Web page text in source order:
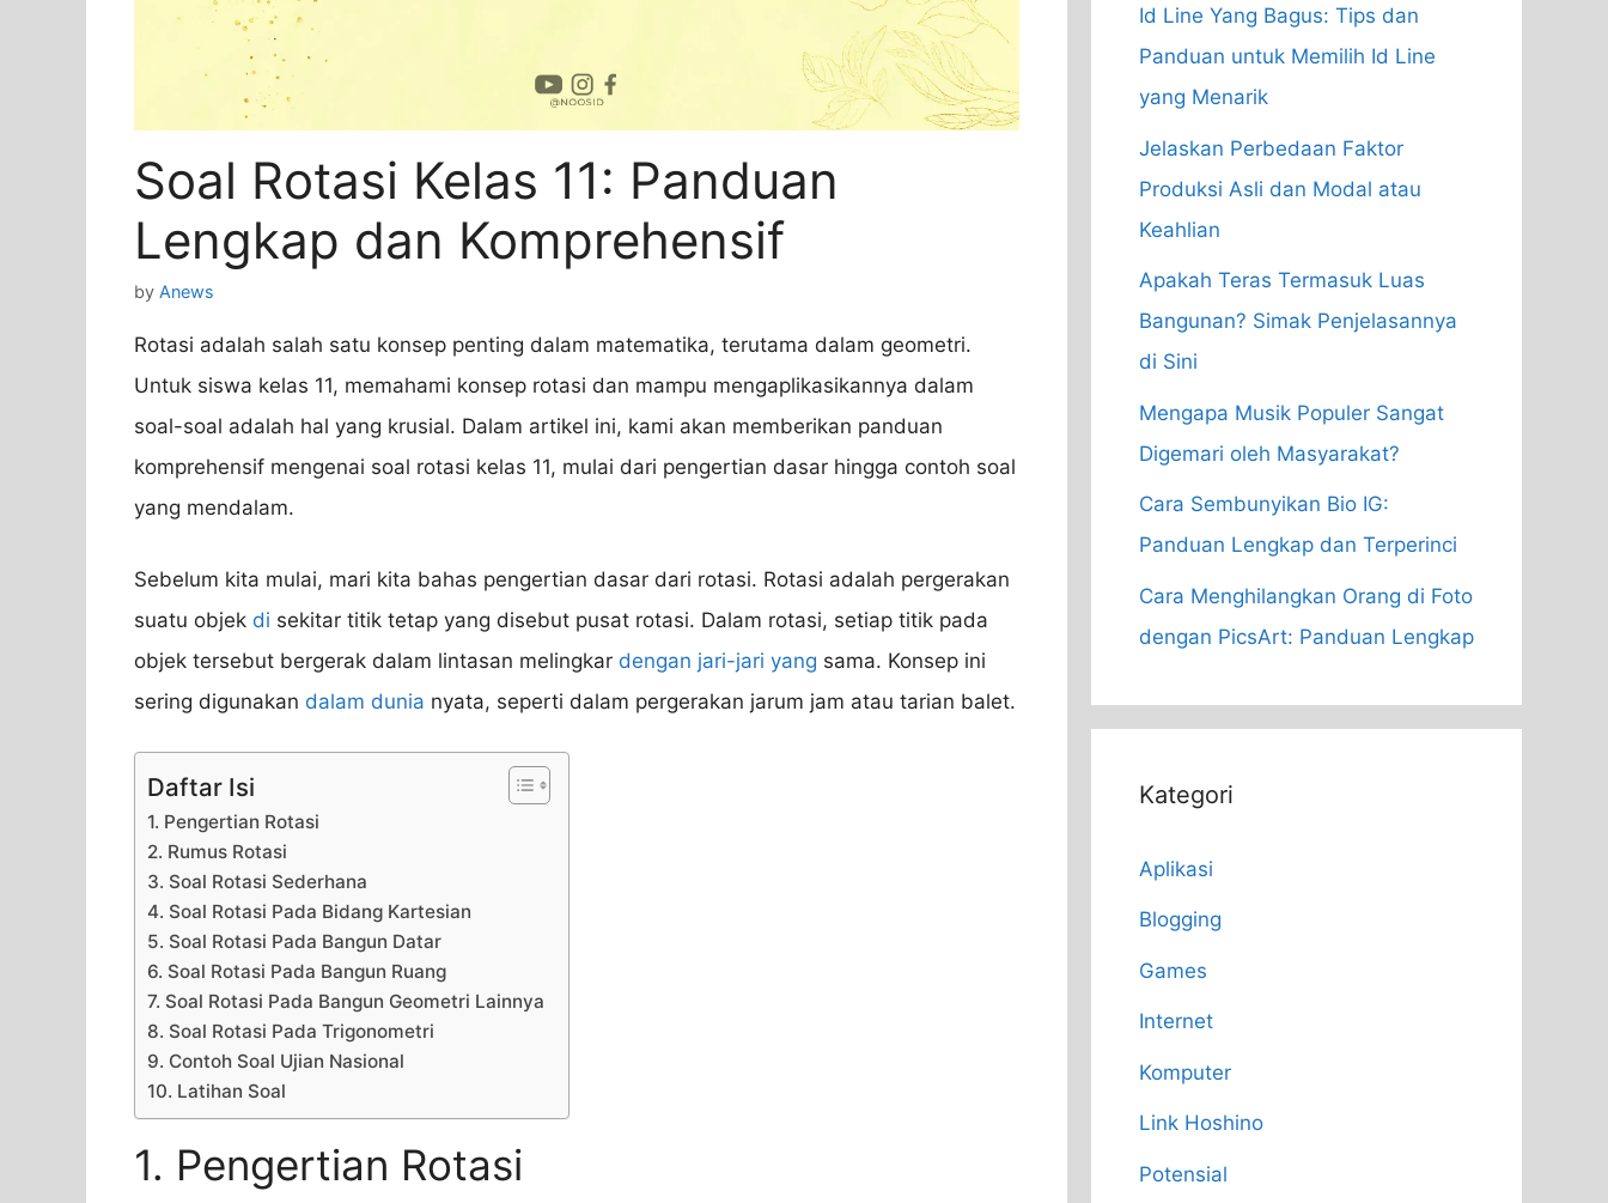
Soal Rotasi Kelas 11: Panduan
Lengkap dan Komprehensif
by Anews
Rotasi adalah salah satu konsep penting dalam matematika, terutama dalam geometri.
Untuk siswa kelas 11, memahami konsep rotasi dan mampu mengaplikasikannya dalam
soal-soal adalah hal yang krusial. Dalam artikel ini, kami akan memberikan panduan
komprehensif mengenai soal rotasi kelas 11, mulai dari pengertian dasar hingga contoh soal
yang mendalam.
Sebelum kita mulai, mari kita bahas pengertian dasar dari rotasi. Rotasi adalah pergerakan
suatu objek di sekitar titik tetap yang disebut pusat rotasi. Dalam rotasi, setiap titik pada
objek tersebut bergerak dalam lintasan melingkar dengan jari-jari yang sama. Konsep ini
sering digunakan dalam dunia nyata, seperti dalam pergerakan jarum jam atau tarian balet.
Daftar Isi
1. Pengertian Rotasi
2. Rumus Rotasi
3. Soal Rotasi Sederhana
4. Soal Rotasi Pada Bidang Kartesian
5. Soal Rotasi Pada Bangun Datar
6. Soal Rotasi Pada Bangun Ruang
7. Soal Rotasi Pada Bangun Geometri Lainnya
8. Soal Rotasi Pada Trigonometri
9. Contoh Soal Ujian Nasional
10. Latihan Soal
1. Pengertian Rotasi
Id Line Yang Bagus: Tips dan
Panduan untuk Memilih Id Line
yang Menarik
Jelaskan Perbedaan Faktor
Produksi Asli dan Modal atau
Keahlian
Apakah Teras Termasuk Luas
Bangunan? Simak Penjelasannya
di Sini
Mengapa Musik Populer Sangat
Digemari oleh Masyarakat?
Cara Sembunyikan Bio IG:
Panduan Lengkap dan Terperinci
Cara Menghilangkan Orang di Foto
dengan PicsArt: Panduan Lengkap
Kategori
Aplikasi
Blogging
Games
Internet
Komputer
Link Hoshino
Potensial